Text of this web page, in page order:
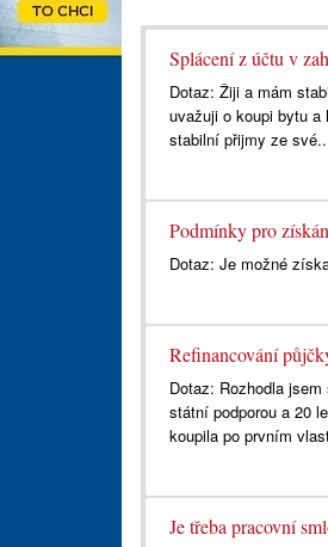
Splácení z účtu v
Dotaz: Žiji a mám
uvažuji o koupi bytu
stabilní přijmy ze
Podmínky pro
Dotaz: Je možné
Refinancování
Dotaz: Rozhodla
státní podporou a 20
koupila po prvním
Je třeba pracovní